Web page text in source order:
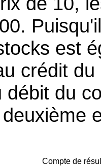
est
crédit
débit du
Compte de